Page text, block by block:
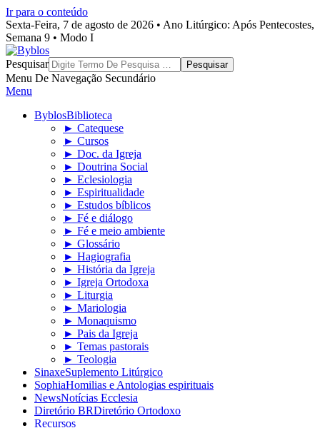
Ir para o conteúdo
Sexta-Feira, 7 de agosto de 2026 • Ano Litúrgico: Após Pentecostes,
Semana 9 • Modo I
Byblos
Pesquisar
Menu De Navegação Secundário
Menu
ByblosBiblioteca
► Catequese
► Cursos
► Doc. da Igreja
► Doutrina Social
► Eclesiologia
► Espiritualidade
► Estudos bíblicos
► Fé e diálogo
► Fé e meio ambiente
► Glossário
► Hagiografia
► História da Igreja
► Igreja Ortodoxa
► Liturgia
► Mariologia
► Monaquismo
► Pais da Igreja
► Temas pastorais
► Teologia
SinaxeSuplemento Litúrgico
SophiaHomilias e Antologias espirituais
NewsNotícias Ecclesia
Diretório BRDiretório Ortodoxo
Recursos